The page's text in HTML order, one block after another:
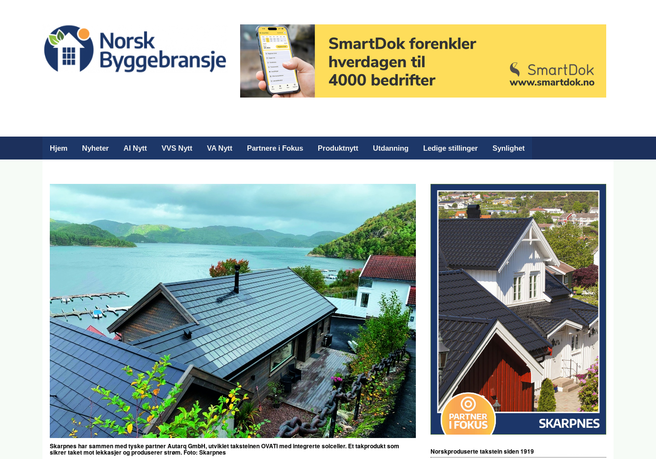
Hjem Nyheter AI Nytt VVS Nytt VA Nytt Partnere i Fokus Produktnytt Utdanning Ledige stillinger Synlighet
Skarpnes har sammen med tyske partner Autarq GmbH, utviklet taksteinen OVATI med integrerte solceller. Et takprodukt som
sikrer taket mot lekkasjer og produserer strøm. Foto: Skarpnes Norskproduserte takstein siden 1919